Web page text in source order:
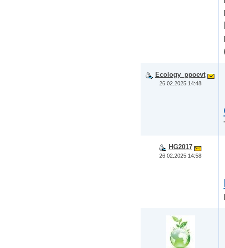
Ecology_ppoevt
26.02.2025 14:48
HG2017
26.02.2025 14:58